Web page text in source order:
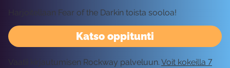
Katso oppitunti
Harjoitellaan Fear of the Darkin toista sooloa!
Vaatii kirjautumisen Rockway palveluun. Voit kokeilla 7